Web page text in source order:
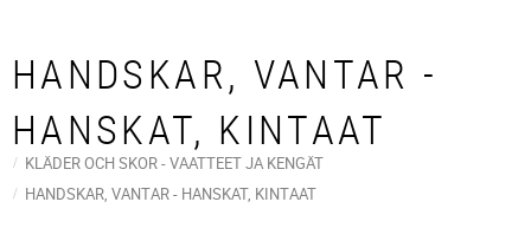
HANDSKAR, VANTAR -
HANSKAT, KINTAAT
KLÄDER OCH SKOR - VAATTEET JA KENGÄT
HANDSKAR, VANTAR - HANSKAT, KINTAAT